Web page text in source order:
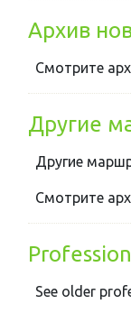
Архив
Смотрите
Другие
Другие
Смотрите
See older